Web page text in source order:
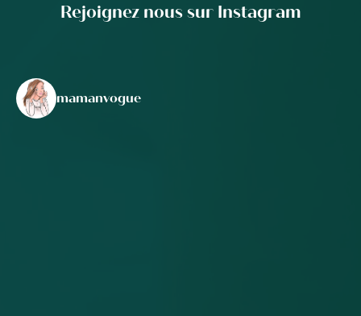
Rejoignez nous sur Instagram
mamanvogue